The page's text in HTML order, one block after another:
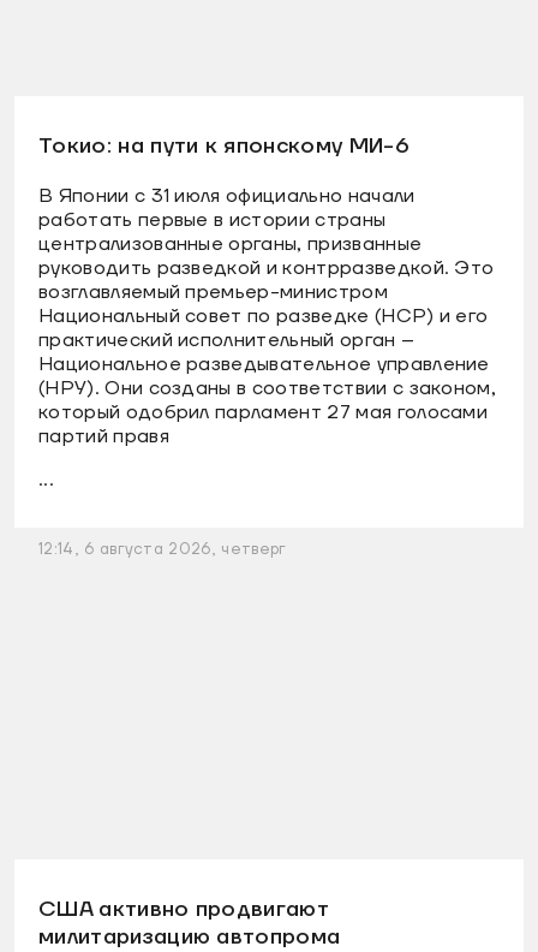
Токио: на пути к японскому МИ-6
В Японии с 31 июля официально начали
работать первые в истории страны
централизованные органы, призванные
руководить разведкой и контрразведкой. Это
возглавляемый премьер-министром
Национальный совет по разведке (НСР) и его
практический исполнительный орган –
Национальное разведывательное управление
(НРУ). Они созданы в соответствии с законом,
который одобрил парламент 27 мая голосами
партий правя
...
12:14, 6 августа 2026, четверг
США активно продвигают
милитаризацию автопрома